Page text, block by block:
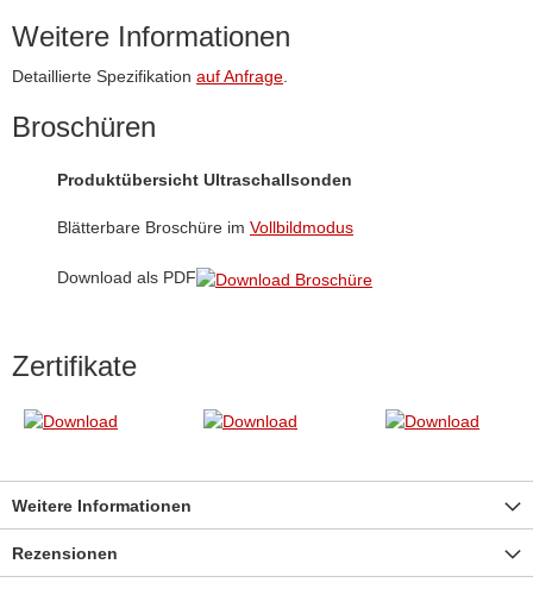
Weitere Informationen
Detaillierte Spezifikation auf Anfrage.
Broschüren
Produktübersicht Ultraschallsonden
Blätterbare Broschüre im Vollbildmodus
Download als PDF
Zertifikate
Weitere Informationen
Rezensionen